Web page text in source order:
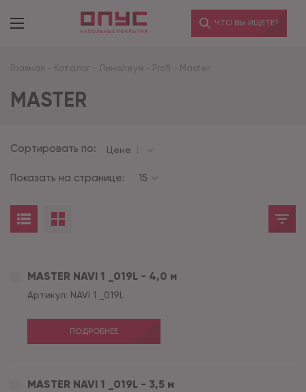
ЧТО ВЫ ИЩЕТЕ?
Главная - Каталог - Линолеум - Profi - Master
MASTER
Сортировать по: Цене
Показать на странице: 15
MASTER NAVI 1 _019L - 4,0 м
Артикул: NAVI 1 _019L
ПОДРОБНЕЕ
MASTER NAVI 1 _019L - 3,5 м